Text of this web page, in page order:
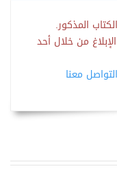
المذكور.
من خلال أحد
التواصل معنا